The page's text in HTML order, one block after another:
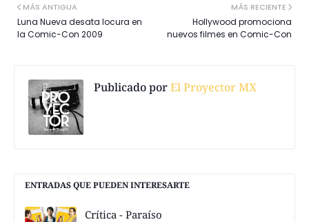
MÁS RECIENTE
Hollywood promociona
nuevos filmes en Comic-Con
MÁS ANTIGUA
Luna Nueva desata locura en
la Comic-Con 2009
Publicado porEl Proyector MX
ENTRADAS QUE PUEDEN INTERESARTE
Crítica - Paraíso